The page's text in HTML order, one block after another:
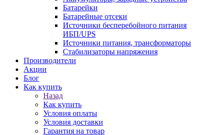
Батарейки
Батарейные отсеки
Источники бесперебойного питания
ИБП/UPS
Источники питания, трансформаторы
Стабилизаторы напряжения
Производители
Акции
Блог
Как купить
Назад
Как купить
Условия оплаты
Условия доставки
Гарантия на товар